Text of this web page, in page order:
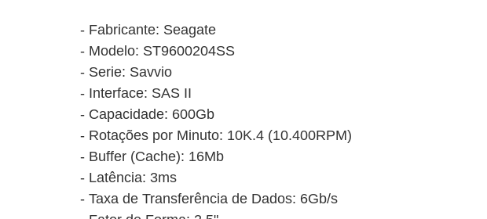
- Fabricante: Seagate
- Modelo: ST9600204SS
- Serie: Savvio
- Interface: SAS II
- Capacidade: 600Gb
- Rotações por Minuto: 10K.4 (10.400RPM)
- Buffer (Cache): 16Mb
- Latência: 3ms
- Taxa de Transferência de Dados: 6Gb/s